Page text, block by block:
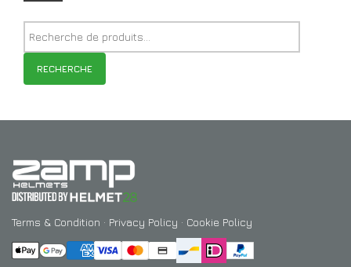
RECHERCHE
Terms & Condition · Privacy Policy · Cookie Policy